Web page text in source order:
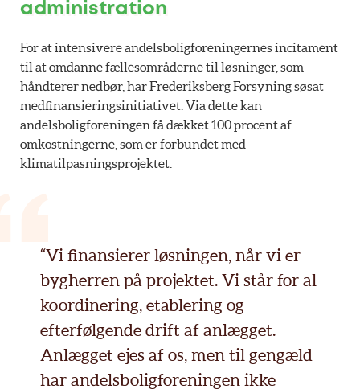
administration
For at intensivere andelsboligforeningernes incitament
til at omdanne fællesområderne til løsninger, som
håndterer nedbør, har Frederiksberg Forsyning søsat
medfinansieringsinitiativet. Via dette kan
andelsboligforeningen få dækket 100 procent af
omkostningerne, som er forbundet med
klimatilpasningsprojektet.
“Vi finansierer løsningen, når vi er
bygherren på projektet. Vi står for al
koordinering, etablering og
efterfølgende drift af anlægget.
Anlægget ejes af os, men til gengæld
har andelsboligforeningen ikke